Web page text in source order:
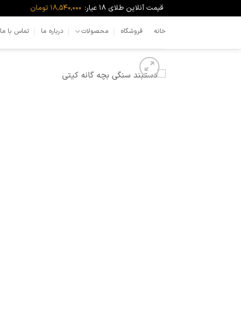
to
قیمت آنلاین طلای ۱۸ عیار: 18,540,000 تومان
خانه فروشگاه محصولات درباره ما تماس با ما